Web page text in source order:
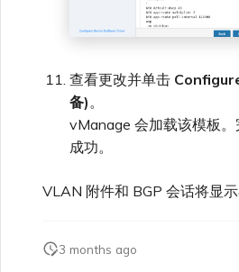
查看更改并单击
备) 。
vManage 会加载该模板
成功。
VLAN 附件和 BGP 会话将显示
3 months ago